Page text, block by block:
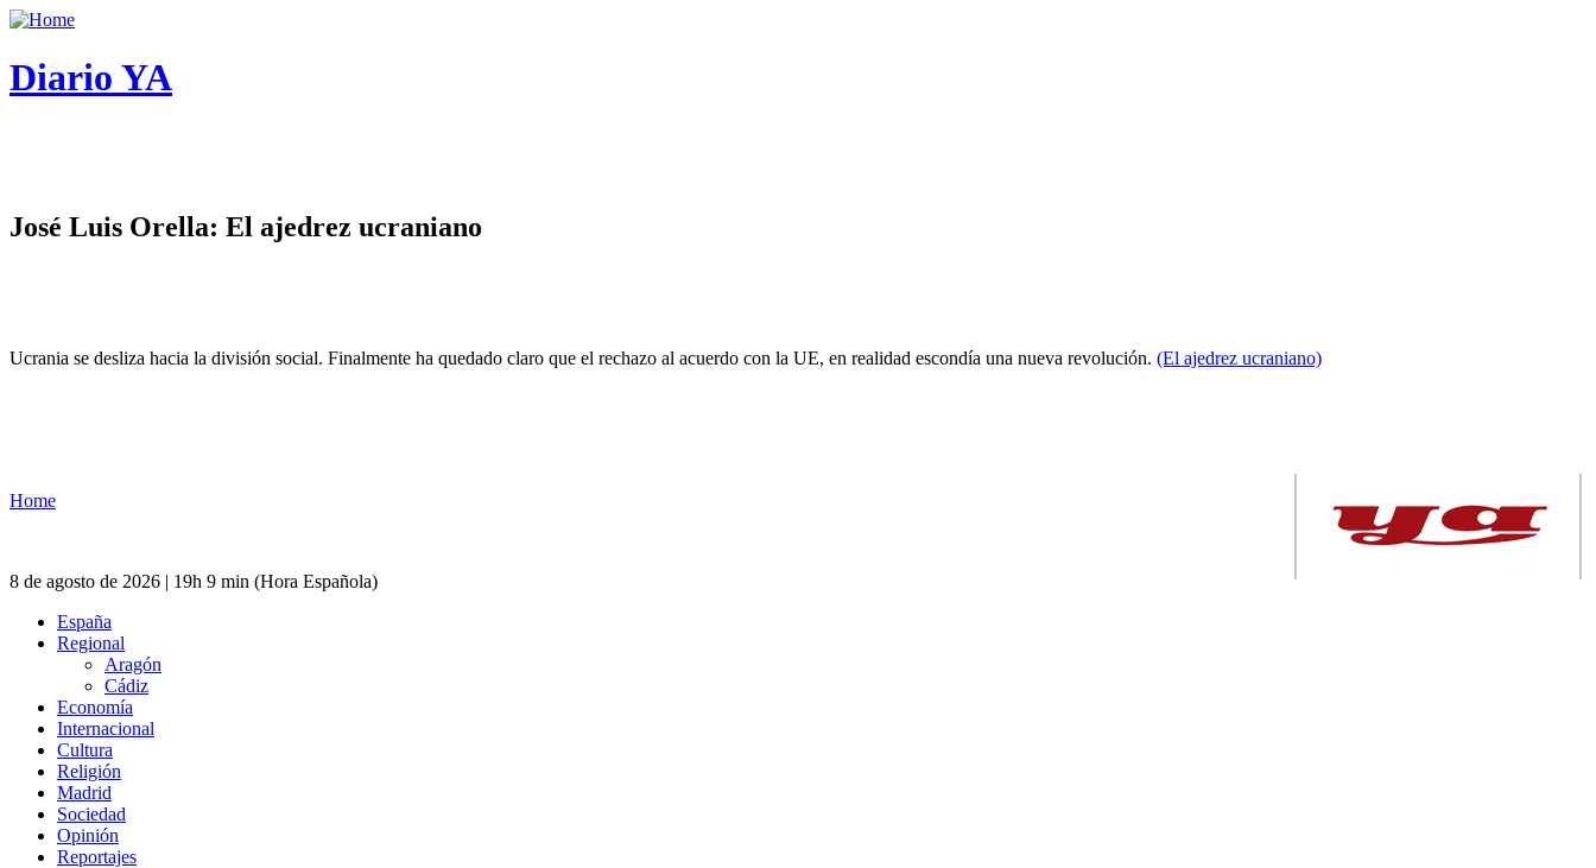
Diario YA
José Luis Orella: El ajedrez ucraniano
Ucrania se desliza hacia la división social. Finalmente ha quedado claro que el rechazo al acuerdo con la UE, en realidad escondía una nueva revolución. (El ajedrez ucraniano)
Home
8 de agosto de 2026 | 19h 9 min (Hora Española)
España
Regional
Aragón
Cádiz
Economía
Internacional
Cultura
Religión
Madrid
Sociedad
Opinión
Reportajes